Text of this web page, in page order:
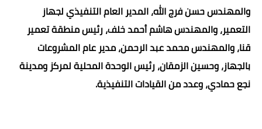
والمهندس حسن فرج الله، المدير العام التنفيذي لجهاز
التعمير، والمهندس هاشم أحمد خلف، رئيس منطقة تعمير
قنا، والمهندس محمد عبد الرحمن، مدير عام المشروعات
بالجهاز، وحسين الزمقان، رئيس الوحدة المحلية لمركز ومدينة
نجع حمادي، وعدد من القيادات التنفيذية.